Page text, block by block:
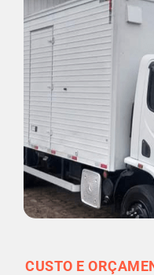
CUSTO E